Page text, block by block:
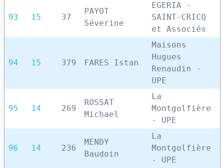
93 15 37
PAYOT
Séverine
EGERIA -
SAINT-CRICQ
et Associés
94 15 379 FARES Istan
Maisons
Hugues
Renaudin -
UPE
95 14 269
ROSSAT
Michael
La
Montgolfière
- UPE
96 14 236
MENDY
Baudoin
La
Montgolfière
- UPE